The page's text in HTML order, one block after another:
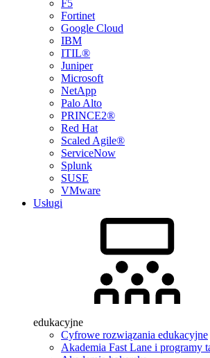
F5
Fortinet
Google Cloud
IBM
ITIL®
Juniper
Microsoft
NetApp
Palo Alto
PRINCE2®
Red Hat
Scaled Agile®
ServiceNow
Splunk
SUSE
VMware
Usługi
edukacyjne
Cyfrowe rozwiązania edukacyjne
Akademia Fast Lane i programy